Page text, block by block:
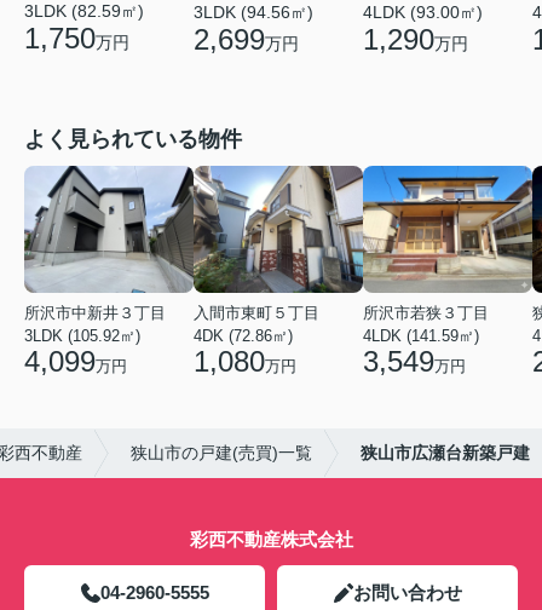
3LDK (82.59㎡)
1,750万円
3LDK (94.56㎡)
2,699万円
4LDK (93.00㎡)
1,290万円
よく見られている物件
所沢市中新井３丁目
3LDK (105.92㎡)
4,099万円
入間市東町５丁目
4DK (72.86㎡)
1,080万円
所沢市若狭３丁目
4LDK (141.59㎡)
3,549万円
西不動産 狭山市の戸建(売買)一覧 狭山市広瀬台新築戸建
彩西不動産株式会社
04-2960-5555 お問い合わせ